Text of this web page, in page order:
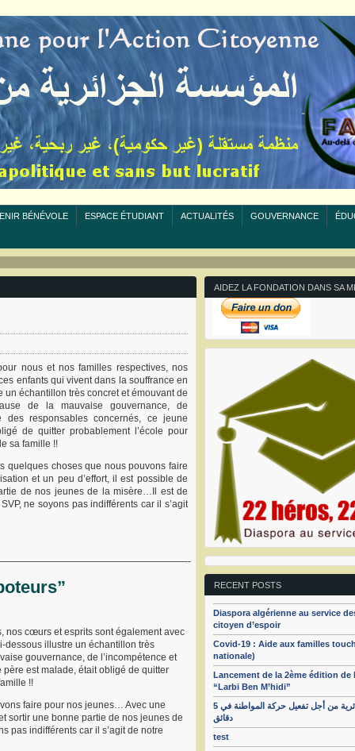
BÉNÉVOLE ESPACE ÉTUDIANT ACTUALITÉS GOUVERNANCE
nous et nos familles respectives, nos
enfants qui vivent dans la souffrance en
échantillon très concret et émouvant de
de la mauvaise gouvernance, de
des responsables concernés, ce jeune
de quitter probablement l’école pour
sa famille !!
quelques choses que nous pouvons faire
et un peu d’effort, il est possible de
de nos jeunes de la misère…Il est de
ne soyons pas indifférents car il s’agit
nos cœurs et esprits sont également avec
dessous illustre un échantillon très
gouvernance, de l’incompétence et
est malade, était obligé de quitter
!!
faire pour nos jeunes… Avec une
sortir une bonne partie de nos jeunes de
pas indifférents car il s’agit de notre
AIDEZ LA FONDATION DANS SA
RECENT POSTS
Diaspora algérienne au service
citoyen d’espoir
Covid-19 : Aide aux familles
nationale)
Lancement de la 2ème édition de
“Larbi Ben M’hidi”
الجزء الأول : الهيئة الجزائرية من أجل تفعيل حركة المواطنة في 5
دقائق
test